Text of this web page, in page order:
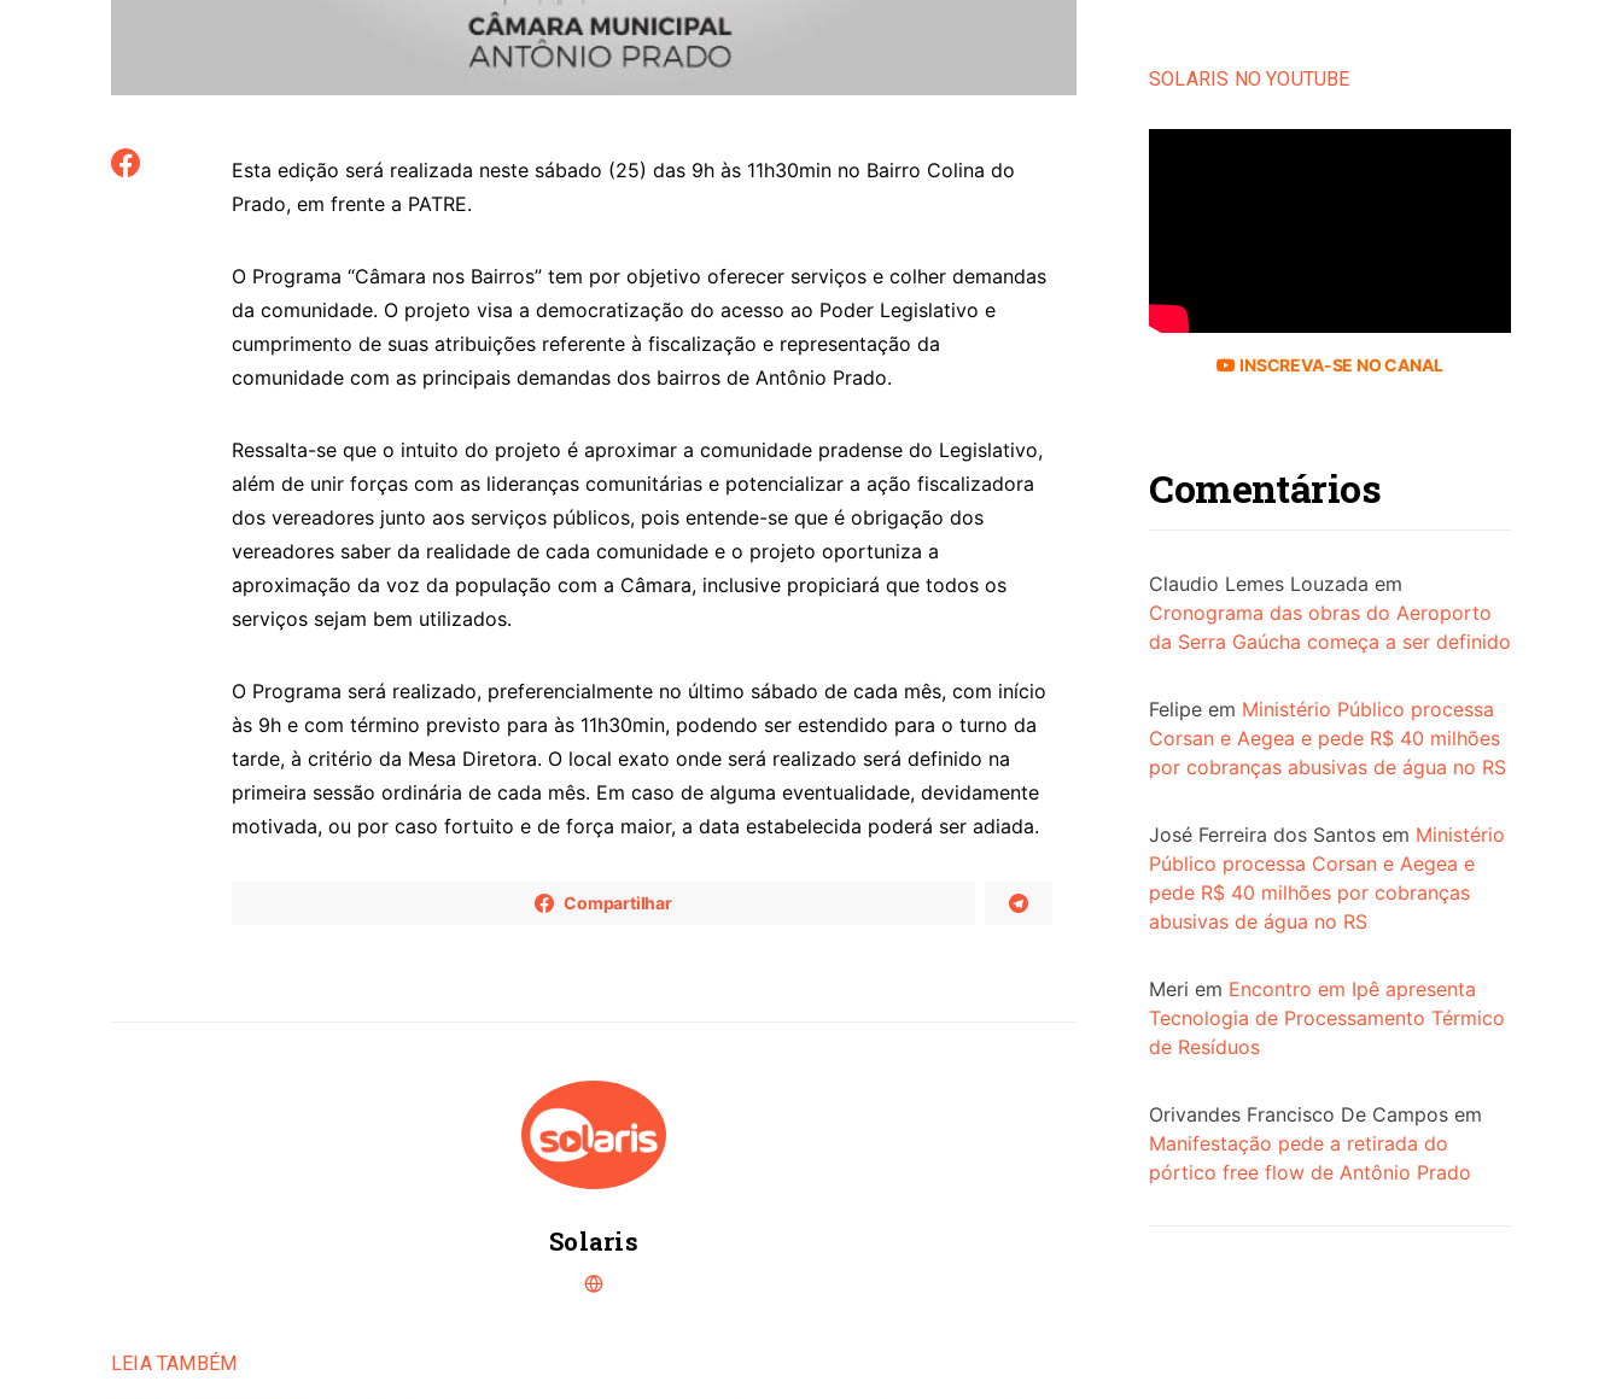
Esta edição será realizada neste sábado (25) das 9h às 11h30min no Bairro Colina do
Prado, em frente a PATRE.
O Programa “Câmara nos Bairros” tem por objetivo oferecer serviços e colher demandas
da comunidade. O projeto visa a democratização do acesso ao Poder Legislativo e
cumprimento de suas atribuições referente à fiscalização e representação da
comunidade com as principais demandas dos bairros de Antônio Prado.
Ressalta-se que o intuito do projeto é aproximar a comunidade pradense do Legislativo,
além de unir forças com as lideranças comunitárias e potencializar a ação fiscalizadora
dos vereadores junto aos serviços públicos, pois entende-se que é obrigação dos
vereadores saber da realidade de cada comunidade e o projeto oportuniza a
aproximação da voz da população com a Câmara, inclusive propiciará que todos os
serviços sejam bem utilizados.
O Programa será realizado, preferencialmente no último sábado de cada mês, com início
às 9h e com término previsto para às 11h30min, podendo ser estendido para o turno da
tarde, à critério da Mesa Diretora. O local exato onde será realizado será definido na
primeira sessão ordinária de cada mês. Em caso de alguma eventualidade, devidamente
motivada, ou por caso fortuito e de força maior, a data estabelecida poderá ser adiada.
Compartilhar
Solaris
LEIA TAMBÉM
SOLARIS NO YOUTUBE
INSCREVA-SE NO CANAL
Comentários
Claudio Lemes Louzada em
Cronograma das obras do Aeroporto
da Serra Gaúcha começa a ser definido
Felipe em Ministério Público processa
Corsan e Aegea e pede R$ 40 milhões
por cobranças abusivas de água no RS
José Ferreira dos Santos em Ministério
Público processa Corsan e Aegea e
pede R$ 40 milhões por cobranças
abusivas de água no RS
Meri em Encontro em Ipê apresenta
Tecnologia de Processamento Térmico
de Resíduos
Orivandes Francisco De Campos em
Manifestação pede a retirada do
pórtico free flow de Antônio Prado